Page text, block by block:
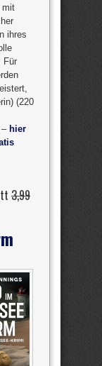
mit
ihres
Für
(220
– hier
3,99